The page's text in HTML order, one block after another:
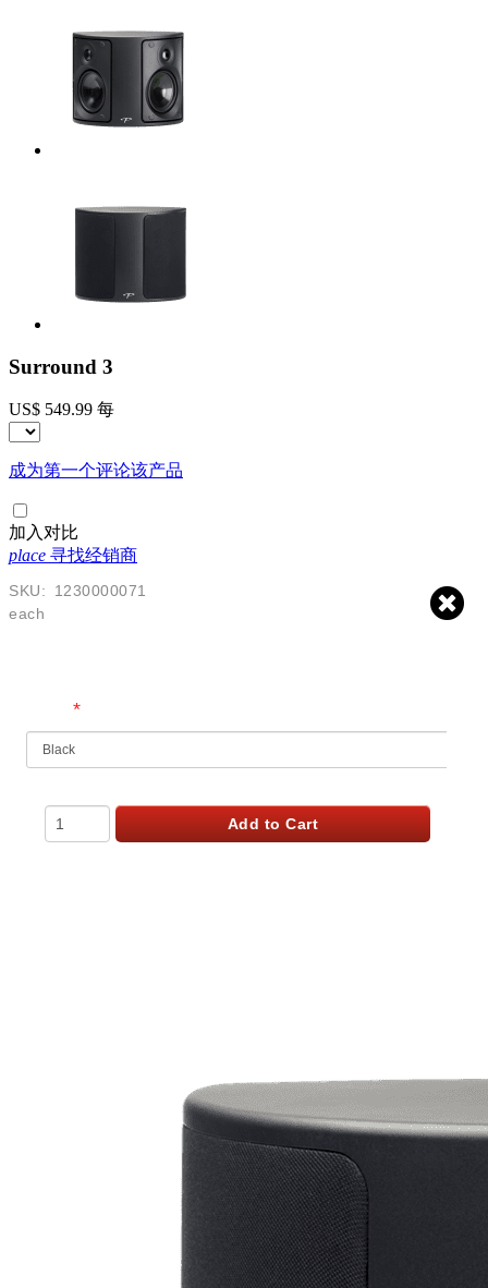
Surround 3
US$ 549.99 每
成为第一个评论该产品
加入对比
place 寻找经销商
SKU:
1230000071
each
*
Add to Cart